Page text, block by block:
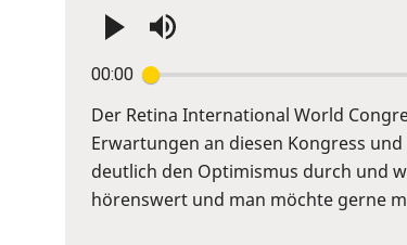
00:00
Enter
or
Space
to
show
Der Retina International World
Erwartungen an diesen Kongress
deutlich den Optimismus durch und
hörenswert und man möchte gerne